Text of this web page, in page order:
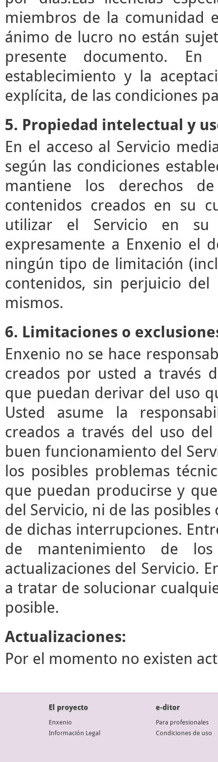
miembros de la comunidad
ánimo de lucro no están
presente documento.
establecimiento y la
explícita, de las condiciones
5. Propiedad intelectual y
En el acceso al Servicio
según las condiciones
mantiene los derechos
contenidos creados en su
utilizar el Servicio en su
expresamente a Enxenio el
ningún tipo de limitación
contenidos, sin perjuicio
mismos.
6. Limitaciones o
Enxenio no se hace
creados por usted a través
que puedan derivar del uso
Usted asume la
creados a través del uso
buen funcionamiento del
los posibles problemas
que puedan producirse y
del Servicio, ni de las
de dichas interrupciones.
de mantenimiento de
actualizaciones del Servicio.
a tratar de solucionar
posible.
Actualizaciones:
Por el momento no existen
El proyecto
Enxenio
Información Legal
e-ditor
Para profesionales
Condiciones de uso